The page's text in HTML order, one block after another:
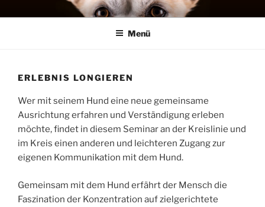
InhaltMENSCH HUND SYSTEME
Training, Seminare, Coaching – Michael Stephan
Menü
ERLEBNIS LONGIEREN
Wer mit seinem Hund eine neue gemeinsame
Ausrichtung erfahren und Verständigung erleben
möchte, findet in diesem Seminar an der Kreislinie und
im Kreis einen anderen und leichteren Zugang zur
eigenen Kommunikation mit dem Hund.
Gemeinsam mit dem Hund erfährt der Mensch die
Faszination der Konzentration auf zielgerichtete